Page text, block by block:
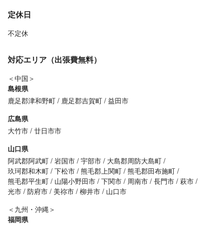
定休日
不定休
対応エリア（出張費無料）
＜中国＞
島根県
鹿足郡津和野町
鹿足郡吉賀町 益田市
広島県
大竹市 廿日市市
山口県
阿武郡阿武町 岩国市 宇部市
大島郡周防大島町
玖珂郡和木町 下松市 熊毛郡上関町 熊毛郡田布施町
熊毛郡平生町
山陽小野田市 下関市 周南市 長門市 萩市
光市 防府市 美祢市 柳井市
山口市
＜九州・沖縄＞
福岡県